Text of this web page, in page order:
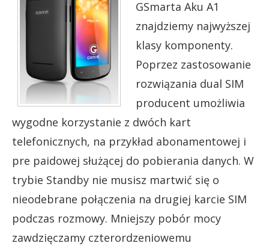
GSmarta Aku A1
znajdziemy najwyższej
klasy komponenty.
Poprzez zastosowanie
rozwiązania dual SIM
producent umożliwia
wygodne korzystanie z dwóch kart
telefonicznych, na przykład abonamentowej i
pre paidowej służącej do pobierania danych. W
trybie Standby nie musisz martwić się o
nieodebrane połączenia na drugiej karcie SIM
podczas rozmowy. Mniejszy pobór mocy
zawdzięczamy czterordzeniowemu